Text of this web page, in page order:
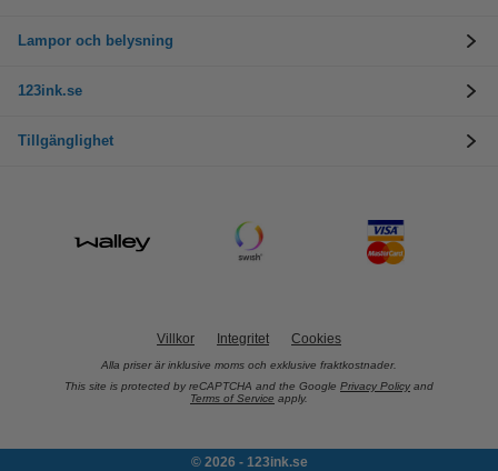
Lampor och belysning
123ink.se
Tillgänglighet
Villkor Integritet Cookies
Alla priser är inklusive moms och exklusive fraktkostnader.
This site is protected by reCAPTCHA and the Google Privacy Policy and
Terms of Service apply.
© 2026 - 123ink.se